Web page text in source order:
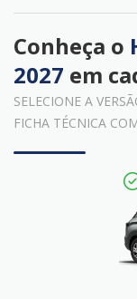
Conheça o
2027 em
SELECIONE A
FICHA TÉCNICA